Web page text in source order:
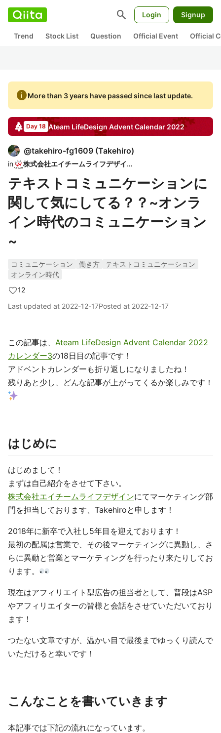
search Login Signup
Trend Stock List Question Official Event Official
infoMore than 3 years have passed since last update.
Day 18 Ateam LifeDesign Advent Calendar 2022
@takehiro-fg1609 (Takehiro)
in 株式会社エイチームライフデザイン
テキストコミュニケーションに
関して気にしてる？？~オンラ
イン時代のコミュニケーション
~
コミュニケーション 働き方
テキストコミュニケーション
オンライン時代
12
Last updated at 2022-12-17Posted at 2022-12-17
この記事は、 Ateam LifeDesign Advent Calendar 2022
カレンダー3の18日目の記事です！
アドベントカレンダーも折り返しになりましたね！
残りあと少し、どんな記事が上がってくるか楽しみです！
はじめに
はじめまして！
まずは自己紹介をさせて下さい。
株式会社エイチームライフデザインにてマーケティング部
門を担当しております、Takehiroと申します！
2018年に新卒で入社し5年目を迎えております！
最初の配属は営業で、その後マーケティングに異動し、さ
らに異動と営業とマーケティングを行ったり来たりしてお
ります。
現在はアフィリエイト型広告の担当者として、普段はASP
やアフィリエイターの皆様と会話をさせていただいており
ます！
つたない文章ですが、温かい目で最後までゆっくり読んで
いただけると幸いです！
こんなことを書いていきます
本記事では下記の流れになっています。